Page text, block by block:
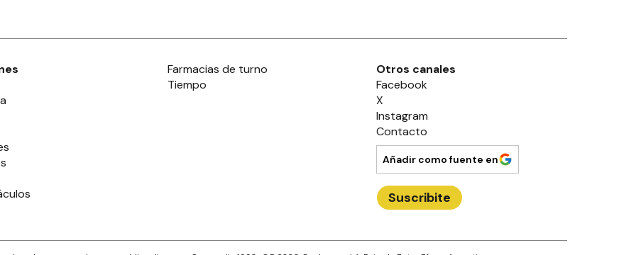
Farmacias de turno
Tiempo
Otros canales
Facebook
X
Instagram
Contacto
Añadir como fuente en
Suscribite